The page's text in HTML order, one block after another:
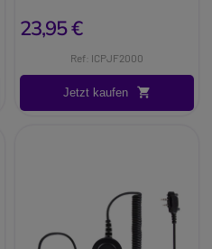
Lederschutzhülle LC-PJF2000
Schutztasche von ICOM
schützt Ihre Funkgeräte vor
etwaigen Umwelteinflüssen wie
23,95 €
Ref: ICPJF2000
Jetzt kaufen